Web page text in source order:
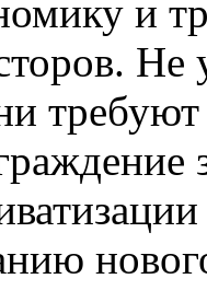
и
Не
требуют